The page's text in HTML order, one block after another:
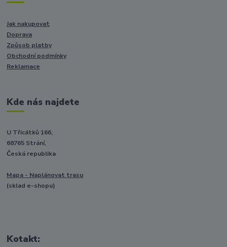
Jak nakupovat
Doprava
Způsob platby
Obchodní podmínky
Reklamace
Kde nás najdete
U Třicátků 166,
68765 Strání,
Česká republika
Mapa - Naplánovat trasu
(sklad e-shopu)
Kotakt: